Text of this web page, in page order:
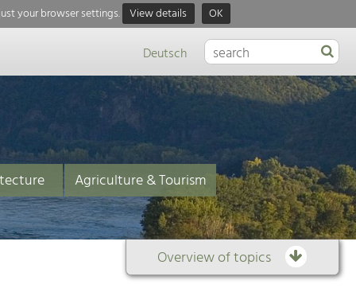
your browser settings. View details OK
Deutsch
Agriculture & Tourism
Overview of topics